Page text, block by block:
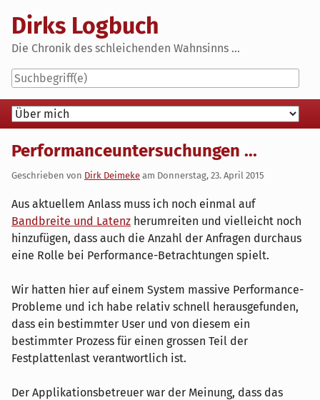
content
Dirks Logbuch
Die Chronik des schleichenden Wahnsinns ...
Navigation
Performanceuntersuchungen ...
Geschrieben von Dirk Deimeke am Donnerstag, 23. April 2015
Aus aktuellem Anlass muss ich noch einmal auf
Bandbreite und Latenz herumreiten und vielleicht noch
hinzufügen, dass auch die Anzahl der Anfragen durchaus
eine Rolle bei Performance-Betrachtungen spielt.
Wir hatten hier auf einem System massive Performance-
Probleme und ich habe relativ schnell herausgefunden,
dass ein bestimmter User und von diesem ein
bestimmter Prozess für einen grossen Teil der
Festplattenlast verantwortlich ist.
Der Applikationsbetreuer war der Meinung, dass das